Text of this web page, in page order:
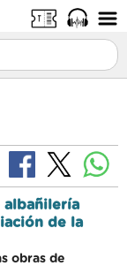
albañilería
de la
obras de